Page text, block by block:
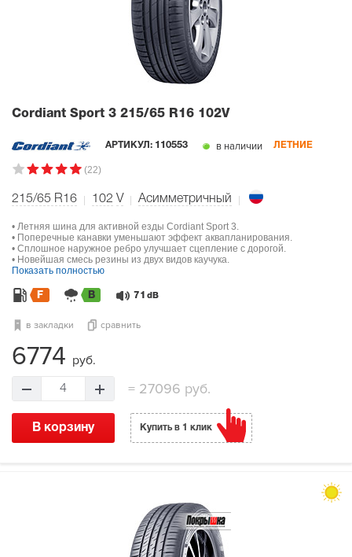
Cordiant Sport 3 215/65 R16 102V
АРТИКУЛ: 110553 в наличии ЛЕТНИЕ
(22)
215/65 R16 102 V Асимметричный
• Летняя шина для активной езды Cordiant Sport 3.
• Поперечные канавки уменьшают эффект аквапланирования.
• Сплошное наружное ребро улучшает сцепление с дорогой.
• Новейшая смесь резины из двух видов каучука.
Показать полностью
F B 71 dB
в закладки сравнить
6774 руб.
4 = 27096 руб.
В корзину Купить в 1 клик